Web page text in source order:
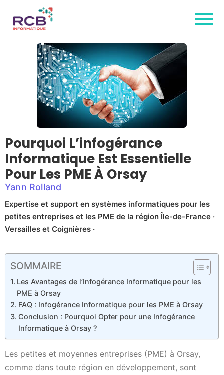
Pourquoi L’infogérance
Informatique Est Essentielle
Pour Les PME À Orsay
Yann Rolland
Expertise et support en systèmes informatiques pour les
petites entreprises et les PME de la région Île-de-France ·
Versailles et Coignières ·
SOMMAIRE
Les Avantages de l’Infogérance Informatique pour les
PME à Orsay
FAQ : Infogérance Informatique pour les PME à Orsay
Conclusion : Pourquoi Opter pour une Infogérance
Informatique à Orsay ?
Les petites et moyennes entreprises (PME) à Orsay,
comme dans toute région en développement, sont